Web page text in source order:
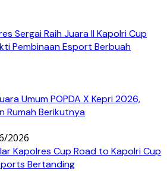
Sergai Raih Juara II Kapolri Cup
Pembinaan Esport Berbuah
Umum POPDA X Kepri 2026,
Rumah Berikutnya
2026
Kapolres Cup Road to Kapolri Cup
Bertanding